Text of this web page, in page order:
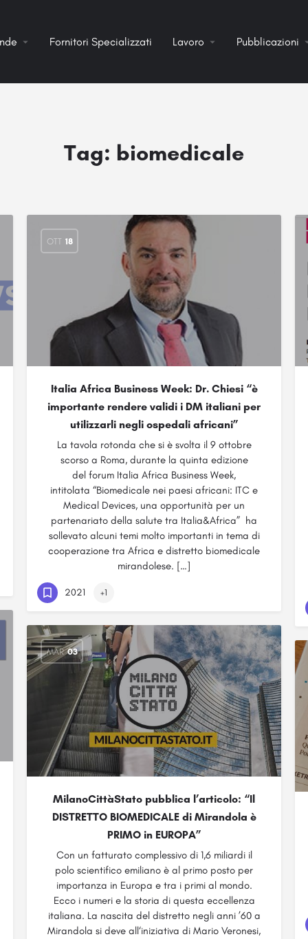
Fornitori Specializzati Lavoro Pubblicazioni
Tag: biomedicale
OTT 18
Italia Africa Business Week: Dr. Chiesi “è
importante rendere validi i DM italiani per
utilizzarli negli ospedali africani”
La tavola rotonda che si è svolta il 9 ottobre
scorso a Roma, durante la quinta edizione
del forum Italia Africa Business Week,
intitolata “Biomedicale nei paesi africani: ITC e
Medical Devices, una opportunità per un
partenariato della salute tra Italia&Africa” ha
sollevato alcuni temi molto importanti in tema di
cooperazione tra Africa e distretto biomedicale
mirandolese. […]
2021 +1
MAR 03
MilanoCittàStato pubblica l’articolo: “Il
DISTRETTO BIOMEDICALE di Mirandola è
PRIMO in EUROPA”
Con un fatturato complessivo di 1,6 miliardi il
polo scientifico emiliano è al primo posto per
importanza in Europa e tra i primi al mondo.
Ecco i numeri e la storia di questa eccellenza
italiana. La nascita del distretto negli anni ’60 a
Mirandola si deve all‘iniziativa di Mario Veronesi,